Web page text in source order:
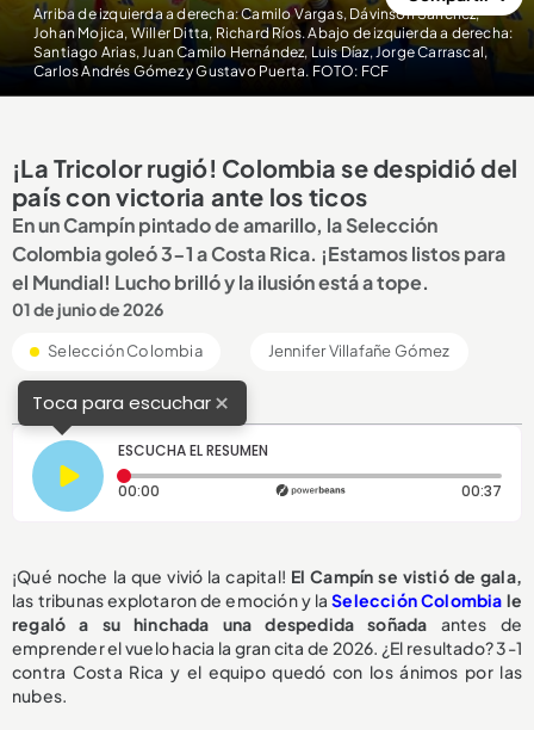
Arriba de izquierda a derecha: Camilo Vargas, Dávinson Sánchez,
Johan Mojica, Willer Ditta, Richard Ríos. Abajo de izquierda a derecha:
Santiago Arias, Juan Camilo Hernández, Luis Díaz, Jorge Carrascal,
Carlos Andrés Gómez y Gustavo Puerta. FOTO: FCF
¡La Tricolor rugió! Colombia se despidió del
país con victoria ante los ticos
En un Campín pintado de amarillo, la Selección
Colombia goleó 3-1 a Costa Rica. ¡Estamos listos para
el Mundial! Lucho brilló y la ilusión está a tope.
01 de junio de 2026
Selección Colombia Jennifer Villafañe Gómez
Toca para escuchar×
ESCUCHA EL RESUMEN
00:00 Tiempo transcurrido: 0 segundos 00:37
¡Qué noche la que vivió la capital! El Campín se vistió de gala,
las tribunas explotaron de emoción y la Selección Colombia le
regaló a su hinchada una despedida soñada antes de
emprender el vuelo hacia la gran cita de 2026. ¿El resultado? 3-1
contra Costa Rica y el equipo quedó con los ánimos por las
nubes.